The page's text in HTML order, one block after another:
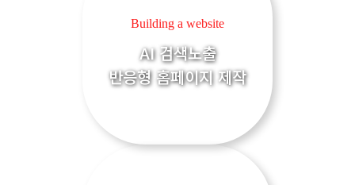
Building a website
AI 검색노출
반응형 홈페이지 제작